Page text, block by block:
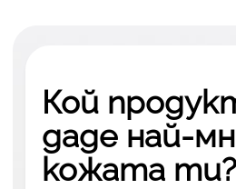
Кой
даде най-
кожата ти?